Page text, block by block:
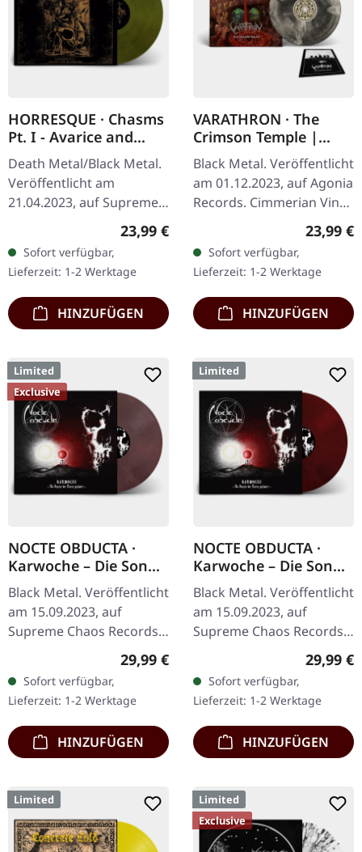
HORRESQUE · Chasms
Pt. I - Avarice and
Retribution |
YELLOW/BLACK LP
Death Metal/Black Metal.
Veröffentlicht am
21.04.2023, auf Supreme
Dunkelgelb/Schwarz
marmoriertes Vinyl im
schweren Cover…
Regulärer Preis:
23,99 €
Sofort verfügbar,
Lieferzeit: 1-2 Werktage
HINZUFÜGEN
VARATHRON · The
Crimson Temple |
CIMMERIAN LP
Black Metal. Veröffentlicht
am 01.12.2023, auf Agonia
Records. Cimmerian Vinyl,
limitiert auf 300 Stück. Die
griechischen Black-Metal-
Veteranen…
23,99 €
Sofort verfügbar,
Lieferzeit: 1-2 Werktage
HINZUFÜGEN
Limited
Exclusive
NOCTE OBDUCTA ·
Karwoche – Die Sonne
der Toten pulsiert |
CLEAR/RED MARBLED
LP
Black Metal. Veröffentlicht
am 15.09.2023, auf
Supreme Chaos Records.
Clear/Rot/Weiß/Schwarz
marmoriertes Vinyl im
Gatefold-Cover mit Insert,
…
Regulärer Preis:
29,99 €
Sofort verfügbar,
Lieferzeit: 1-2 Werktage
HINZUFÜGEN
Limited
NOCTE OBDUCTA ·
Karwoche – Die Sonne
der Toten pulsiert |
TRANSPARENT
RED/BLACK LP
Black Metal. Veröffentlicht
am 15.09.2023, auf
Supreme Chaos Records.
Transparent Rot/Schwarz
marmoriertes Vinyl im
Gatefold-Cover mit Insert,
…
29,99 €
Sofort verfügbar,
Lieferzeit: 1-2 Werktage
HINZUFÜGEN
Limited
Limited
Exclusive